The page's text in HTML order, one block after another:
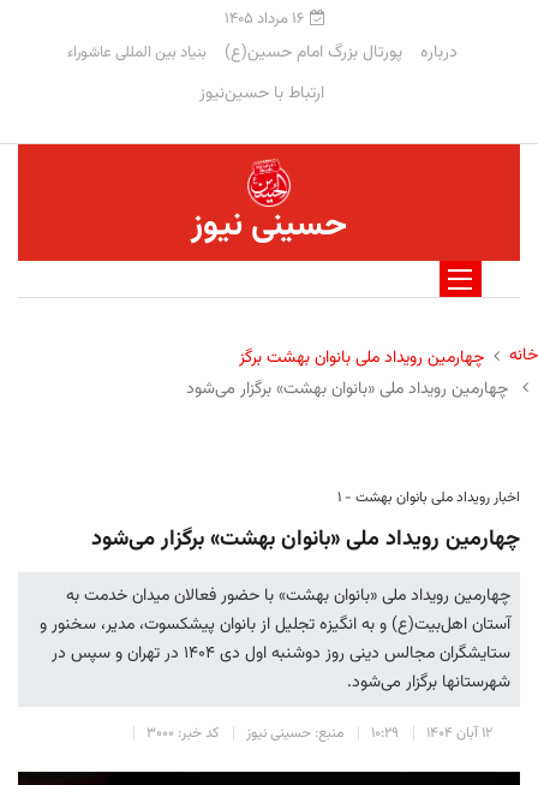
۱۶ مرداد ۱۴۰۵
درباره پورتال بزرگ امام حسین(ع) بنیاد بین المللی عاشوراء
ارتباط با حسین‌نیوز
حسینی نیوز
خانه
چهارمین رویداد ملی بانوان بهشت برگز
چهارمین رویداد ملی «بانوان بهشت» برگزار می‌شود
اخبار رویداد ملی بانوان بهشت - ۱
چهارمین رویداد ملی «بانوان بهشت» برگزار می‌شود
چهارمین رویداد ملی «بانوان بهشت» با حضور فعالان میدان خدمت به
آستان اهل‌بیت(ع) و به انگیزه تجلیل از بانوان پیشکسوت، مدیر، سخنور و
ستایشگران مجالس دینی روز دوشنبه اول دی ۱۴۰۴ در تهران و سپس در
شهرستانها برگزار می‌شود.
۱۲ آبان ۱۴۰۴ ۱۰:۲۹ منبع: حسینی نیوز کد خبر: ۳۰۰۰